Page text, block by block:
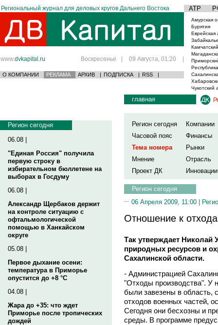
Региональный журнал для деловых кругов Дальнего Востока АТР
www.dvkapital.ru Воскресенье | 09 Августа, 01:20 |
О КОМПАНИИ РЕКЛАМА АРХИВ | ПОДПИСКА | RSS |
Амурская
Бурятия
Еврейская
Чукотский
Регион сегодня
06.08 |
"Единая Россия" получила
первую строку в
избирательном бюллетене на
выборах в Госдуму
06.08 |
Александр Щербаков держит
на контроле ситуацию с
офтальмологической
помощью в Ханкайском
округе
05.08 |
Первое дыхание осени:
температура в Приморье
опустится до +8 °C
04.08 |
Жара до +35: что ждет
Приморье после тропических
дождей
главная
Регион сегодня
Компании
Часовой пояс
Финансы
Тема номера
Рынки
Мнение
Отрасль
Проект ДК
Инновации
Регион сегодня
06 Апреля 2009, 11:00 |
Отношение к
Так утверждает
природных ресурсов и
Сахалинской области.
- Администрацией
"Отходы производства". У
были завезены в область,
отходов военных частей,
Сегодня они бесхозны и
среды. В программе